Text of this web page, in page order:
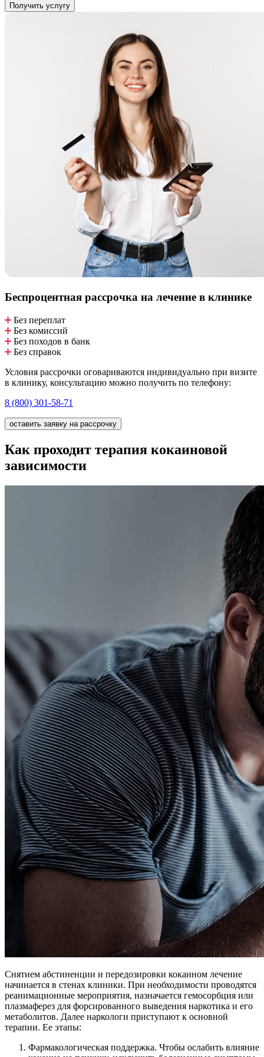
Получить услугу
Беспроцентная рассрочка на лечение в клинике
Без переплат
Без комиссий
Без походов в банк
Без справок
Условия рассрочки оговариваются индивидуально при визите
в клинику, консультацию можно получить по телефону:
8 (800) 301-58-71
оставить заявку на рассрочку
Как проходит терапия кокаиновой
зависимости
Снятием абстиненции и передозировки кокаином лечение
начинается в стенах клиники. При необходимости проводятся
реанимационные мероприятия, назначается гемосорбция или
плазмаферез для форсированного выведения наркотика и его
метаболитов. Далее наркологи приступают к основной
терапии. Ее этапы:
Фармакологическая поддержка. Чтобы ослабить влияние